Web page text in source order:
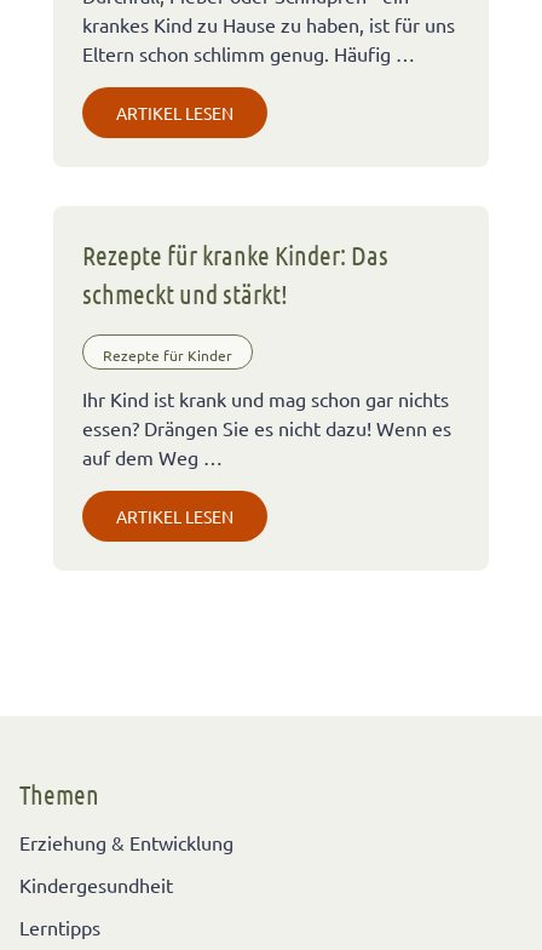
krankes Kind zu Hause zu haben, ist für uns
Eltern schon schlimm genug. Häufig …
ARTIKEL LESEN
Rezepte für kranke Kinder: Das
schmeckt und stärkt!
Rezepte für Kinder
Ihr Kind ist krank und mag schon gar nichts
essen? Drängen Sie es nicht dazu! Wenn es
auf dem Weg …
ARTIKEL LESEN
Themen
Erziehung & Entwicklung
Kindergesundheit
Lerntipps